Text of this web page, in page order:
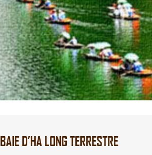
BAIE D’HA LONG TERRESTRE